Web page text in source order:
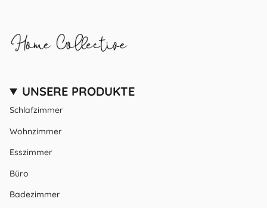
UNSERE PRODUKTE
Schlafzimmer
Wohnzimmer
Esszimmer
Büro
Badezimmer